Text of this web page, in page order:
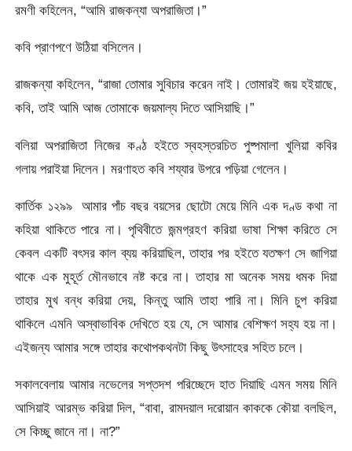
রমণী কহিলেন, “আমি রাজকন্যা অপরাজিতা।”
কবি প্রাণপণে উঠিয়া বসিলেন।
রাজকন্যা কহিলেন, “রাজা তােমার সুবিচার করেন নাই। তােমারই জয় হইয়াছে,
কবি, তাই আমি আজ তােমাকে জয়মাল্য দিতে আসিয়াছি।”
বলিয়া অপরাজিতা নিজের কণ্ঠ হইতে স্বহস্তরচিত পুষ্পমালা খুলিয়া কবির
গলায় পরাইয়া দিলেন। মরণাহত কবি শয্যার উপরে পড়িয়া গেলেন।
কার্তিক ১২৯৯ আমার পাঁচ বছর বয়সের ছােটো মেয়ে মিনি এক দণ্ড কথা না
কহিয়া থাকিতে পারে না। পৃথিবীতে জন্মগ্রহণ করিয়া ভাষা শিক্ষা করিতে সে
কেবল একটি বৎসর কাল ব্যয় করিয়াছিল, তাহার পর হইতে যতক্ষণ সে জাগিয়া
থাকে এক মুহূর্ত মৌনভাবে নষ্ট করে না। তাহার মা অনেক সময় ধমক দিয়া
তাহার মুখ বন্ধ করিয়া দেয়, কিন্তু আমি তাহা পারি না। মিনি চুপ করিয়া
থাকিলে এমনি অস্বাভাবিক দেখিতে হয় যে, সে আমার বেশিক্ষণ সহ্য হয় না।
এইজন্য আমার সঙ্গে তাহার কথােপকথনটা কিছু উৎসাহের সহিত চলে।
সকালবেলায় আমার নভেলের সপ্তদশ পরিচ্ছেদে হাত দিয়াছি এমন সময় মিনি
আসিয়াই আরম্ভ করিয়া দিল, “বাবা, রামদয়াল দরােয়ান কাককে কৌয়া বলছিল,
সে কিচ্ছু জানে না। না?”